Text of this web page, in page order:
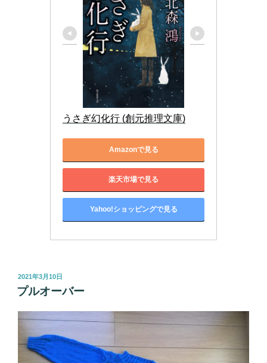
うさぎ幻化行 (創元推理文庫)
Amazonで見る
楽天市場で見る
Yahoo!ショッピングで見る
投
稿
日:
2021年3月10日
プルオーバー